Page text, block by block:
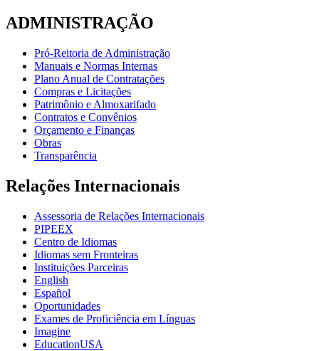
ADMINISTRAÇÃO
Pró-Reitoria de Administração
Manuais e Normas Internas
Plano Anual de Contratações
Compras e Licitações
Patrimônio e Almoxarifado
Contratos e Convênios
Orçamento e Finanças
Obras
Transparência
Relações Internacionais
Assessoria de Relações Internacionais
PIPEEX
Centro de Idiomas
Idiomas sem Fronteiras
Instituições Parceiras
English
Español
Oportunidades
Exames de Proficiência em Línguas
Imagine
EducationUSA